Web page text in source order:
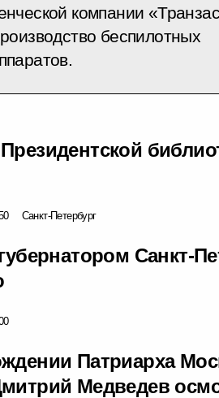
компании
беспилотных
Санкт-Петербург
Санкт-
Патриарха
Медведев